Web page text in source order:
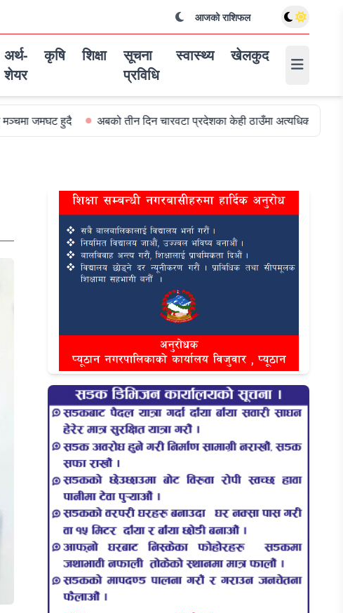
आजको राशिफल
अर्थ-
शेयर
कृषि शिक्षा
सूचना
प्रविधि
स्वास्थ्य खेलकुद
अबको तीन दिन चारवटा प्रदेशका केही ठाउँमा अत्यधिक वर्षा हुन सक्ने